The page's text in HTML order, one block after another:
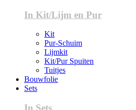
In Kit/Lijm en Pur
Kit
Pur-Schuim
Lijmkit
Kit/Pur Spuiten
Tuitjes
Bouwfolie
Sets
In Sets